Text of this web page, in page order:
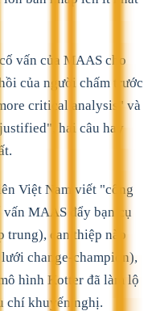
vấn của MAAS cho
của người chấm trước
critical analysis" và
hai câu hay
Việt Nam viết "công
MAAS đẩy bạn cụ
trung), can thiệp nào
change-champion),
hình Kotter đã làm lộ
chí khuyến nghị.